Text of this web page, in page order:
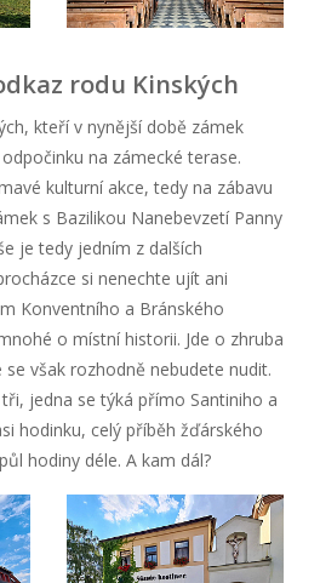
rodu Kinských
kteří v nynější době zámek
na zámecké terase.
kulturní akce, tedy na zábavu
s Bazilikou Nanebevzetí Panny
je tedy jedním z dalších
si nenechte ujít ani
Konventního a Bránského
o místní historii. Jde o zhruba
však rozhodně nebudete nudit.
jedna se týká přímo Santiniho a
hodinku, celý příběh žďárského
hodiny déle. A kam dál?